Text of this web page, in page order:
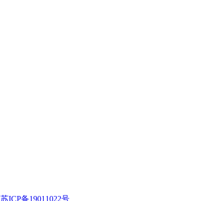
苏ICP备19011022号